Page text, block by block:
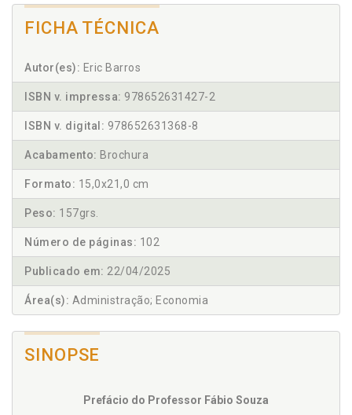
FICHA TÉCNICA
Autor(es): Eric Barros
ISBN v. impressa: 978652631427-2
ISBN v. digital: 978652631368-8
Acabamento: Brochura
Formato: 15,0x21,0 cm
Peso: 157grs.
Número de páginas: 102
Publicado em: 22/04/2025
Área(s): Administração; Economia
SINOPSE
Prefácio do Professor Fábio Souza